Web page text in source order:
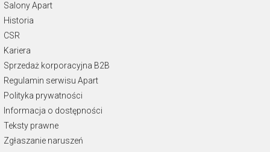
Salony Apart
Historia
CSR
Kariera
Sprzedaż korporacyjna B2B
Regulamin serwisu Apart
Polityka prywatności
Informacja o dostępności
Teksty prawne
Zgłaszanie naruszeń